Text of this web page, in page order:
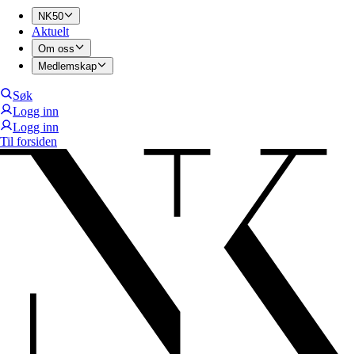
NK50
Aktuelt
Om oss
Medlemskap
Søk
Logg inn
Logg inn
Til forsiden